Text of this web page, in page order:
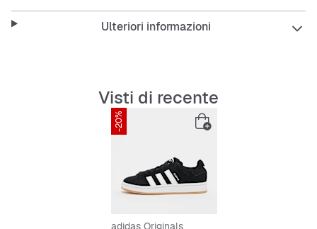
Caratteristiche:
Vestibilità regolare
Fodera in tessuto
Ulteriori informazioni
Visti di recente
-20%
adidas Originals